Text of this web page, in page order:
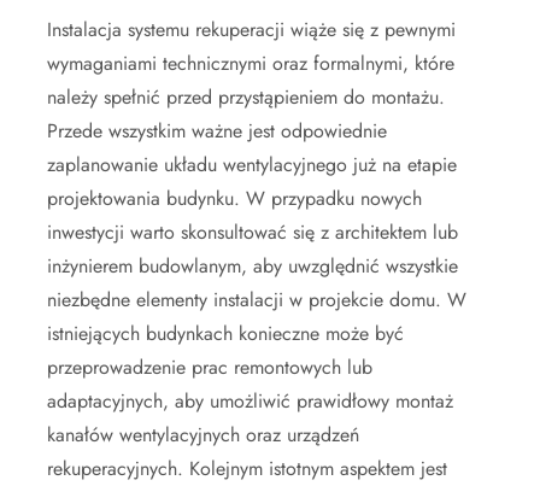
Instalacja systemu rekuperacji wiąże się z pewnymi
wymaganiami technicznymi oraz formalnymi, które
należy spełnić przed przystąpieniem do montażu.
Przede wszystkim ważne jest odpowiednie
zaplanowanie układu wentylacyjnego już na etapie
projektowania budynku. W przypadku nowych
inwestycji warto skonsultować się z architektem lub
inżynierem budowlanym, aby uwzględnić wszystkie
niezbędne elementy instalacji w projekcie domu. W
istniejących budynkach konieczne może być
przeprowadzenie prac remontowych lub
adaptacyjnych, aby umożliwić prawidłowy montaż
kanałów wentylacyjnych oraz urządzeń
rekuperacyjnych. Kolejnym istotnym aspektem jest